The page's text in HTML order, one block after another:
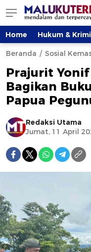
Home Hukum &
Beranda Sosial
Prajurit
Bagikan
Papua
Redaksi Utama
Jumat, 11 April